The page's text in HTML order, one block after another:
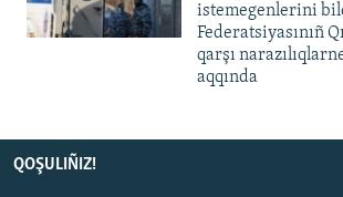
istemegenlerini
Federatsiyasınıñ
qarşı
aqqında
QOŞULIÑIZ!